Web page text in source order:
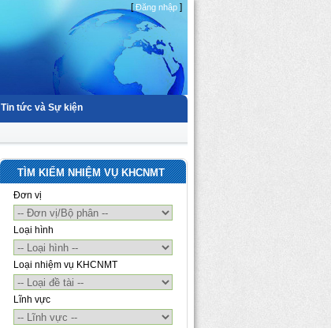
[Đăng nhập ]
Tin tức và Sự kiện
TÌM KIẾM NHIỆM VỤ KHCNMT
Đơn vị
Loại hình
Loại nhiệm vụ KHCNMT
Lĩnh vực